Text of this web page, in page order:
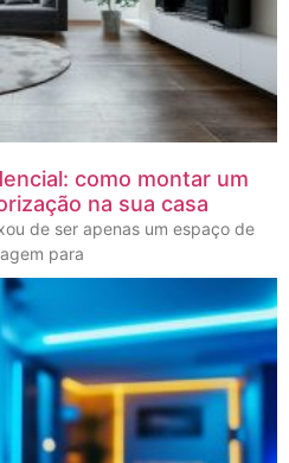
como montar um
na sua casa
de ser apenas um espaço de
para